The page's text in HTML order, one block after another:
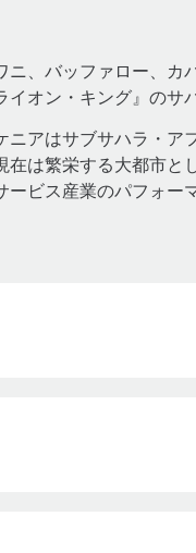
ニ、バッファロー、
オン・キング』のサ
ニアはサブサハラ・
は繁栄する大都市と
ービス産業のパフォー